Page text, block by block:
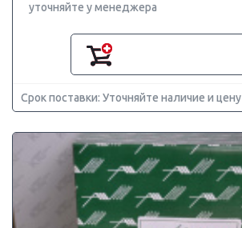
уточняйте у менеджера
Срок поставки: Уточняйте наличие и цену